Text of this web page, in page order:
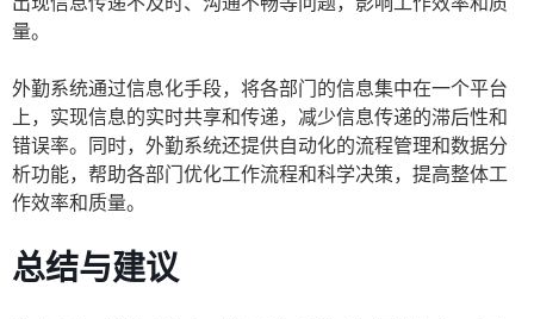
量。
外勤系统通过信息化手段，将各部门的信息集中在一个平台
上，实现信息的实时共享和传递，减少信息传递的滞后性和
错误率。同时，外勤系统还提供自动化的流程管理和数据分
析功能，帮助各部门优化工作流程和科学决策，提高整体工
作效率和质量。
总结与建议